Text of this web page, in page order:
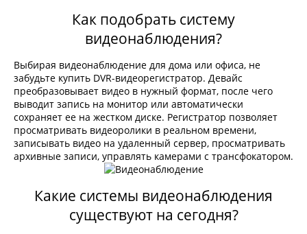
Как подобрать систему
видеонаблюдения?
Выбирая видеонаблюдение для дома или офиса, не
забудьте купить DVR-видеорегистратор. Девайс
преобразовывает видео в нужный формат, после чего
выводит запись на монитор или автоматически
сохраняет ее на жестком диске. Регистратор позволяет
просматривать видеоролики в реальном времени,
записывать видео на удаленный сервер, просматривать
архивные записи, управлять камерами с трансфокатором.
Какие системы видеонаблюдения
существуют на сегодня?